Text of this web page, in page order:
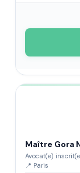
Maître Gora
Avocat(e)
📍 Paris